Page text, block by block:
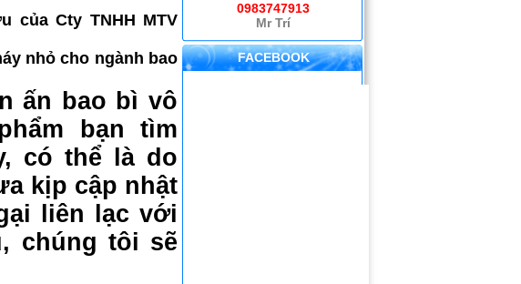
của Cty TNHH MTV
nhỏ cho ngành bao
ấn bao bì vô
bạn tìm
có thể là do
kịp cập nhật
liên lạc với
chúng tôi sẽ
0983747913
Mr Trí
FACEBOOK